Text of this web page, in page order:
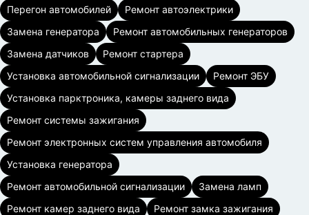
Перегон автомобилей
Ремонт автоэлектрики
Замена генератора
Ремонт автомобильных генераторов
Замена датчиков
Ремонт стартера
Установка автомобильной сигнализации
Ремонт ЭБУ
Установка парктроника, камеры заднего вида
Ремонт системы зажигания
Ремонт электронных систем управления автомобиля
Установка генератора
Ремонт автомобильной сигнализации
Замена ламп
Ремонт камер заднего вида
Ремонт замка зажигания